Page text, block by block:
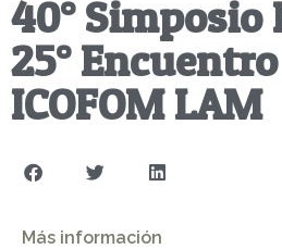
40° Simposio
25°
ICOFOM LAM
Más información